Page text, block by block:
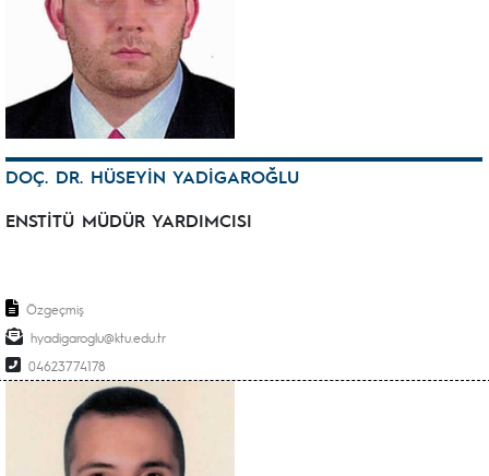
DOÇ. DR. HÜSEYİN YADİGAROĞLU
ENSTİTÜ MÜDÜR YARDIMCISI
Özgeçmiş
hyadigaroglu@ktu.edu.tr
04623774178